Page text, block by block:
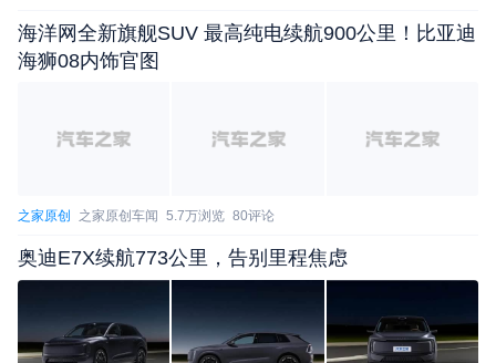
海洋网全新旗舰SUV 最高纯电续航900公里！比亚迪
海狮08内饰官图
之家原创 之家原创车闻 5.7万浏览 80评论
奥迪E7X续航773公里，告别里程焦虑